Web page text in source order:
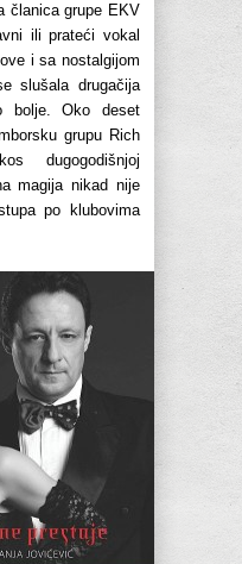
članica grupe EKV
ili prateći vokal
i sa nostalgijom
slušala drugačija
bolje. Oko deset
grupu Rich
dugogodišnjoj
magija nikad nije
po klubovima